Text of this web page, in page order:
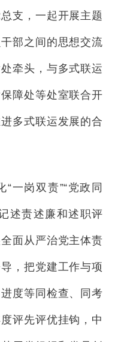
支，一起开展主题
部之间的思想交流
牵头，与多式联运
障处等处室联合开
多式联运发展的合
岗双责”“党政同
述责述廉和述职评
面从严治党主体责
，把党建工作与项
度等同检查、同考
评先评优挂钩，中